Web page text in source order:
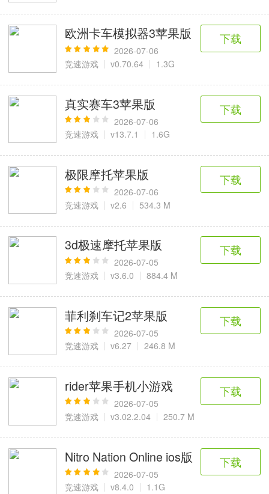
欧洲卡车模拟器3苹果版
2026-07-06
竞速游戏
v0.70.64 1.3G
下载
真实赛车3苹果版
2026-07-06
竞速游戏
v13.7.1 1.6G
下载
极限摩托苹果版
2026-07-06
竞速游戏
v2.6 534.3 M
下载
3d极速摩托苹果版
2026-07-05
竞速游戏
v3.6.0 884.4 M
下载
菲利刹车记2苹果版
2026-07-05
竞速游戏
v6.27 246.8 M
下载
rider苹果手机小游戏
2026-07-05
竞速游戏
v3.02.2.04 250.7 M
下载
Nitro Nation Online ios版
2026-07-05
竞速游戏
v8.4.0 1.1G
下载